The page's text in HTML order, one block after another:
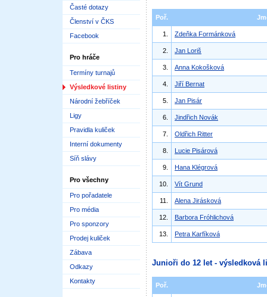
Časté dotazy
Členství v ČKS
Facebook
Pro hráče
Termíny turnajů
Výsledkové listiny
Národní žebříček
Ligy
Pravidla kuliček
Interní dokumenty
Síň slávy
Pro všechny
Pro pořadatele
Pro média
Pro sponzory
Prodej kuliček
Zábava
Odkazy
Kontakty
Poř.
1. Zdeňka Formánková
2. Jan Loriš
3. Anna Kokošková
4. Jiří Bernat
5. Jan Pisár
6. Jindřich Novák
7. Oldřich Ritter
8. Lucie Pisárová
9. Hana Klégrová
10. Vít Grund
11. Alena Jirásková
12. Barbora Fróhlichová
13. Petra Karfíková
Junioři do 12 let - výsledková
Poř.